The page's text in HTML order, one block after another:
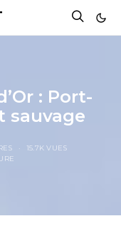
: Port-
sauvage
15.7K VUES